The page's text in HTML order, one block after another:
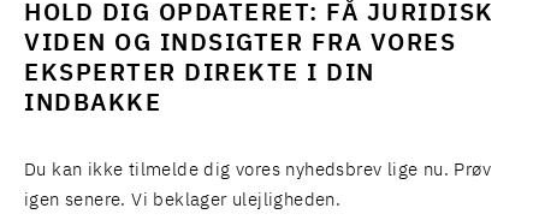
HOLD DIG OPDATERET: FÅ JURIDISK
VIDEN OG INDSIGTER FRA VORES
EKSPERTER DIREKTE I DIN
INDBAKKE
Du kan ikke tilmelde dig vores nyhedsbrev lige nu. Prøv
igen senere. Vi beklager ulejligheden.